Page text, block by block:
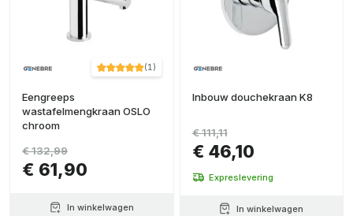
(1)
Eengreeps
wastafelmengkraan OSLO
chroom
€ 61,90
€ 132,99
In winkelwagen
Inbouw douchekraan K8
€ 46,10
€ 111,11
Expreslevering
In winkelwagen